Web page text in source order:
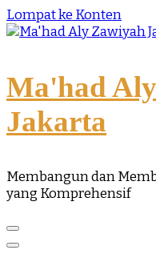
Lompat ke Konten
Ma'had
Jakarta
Membangun dan
yang Komprehensif